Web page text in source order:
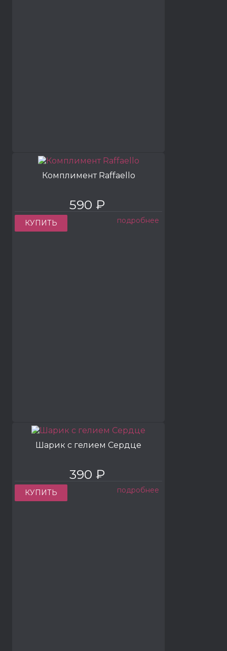
Комплимент Raffaello
590 ₽
КУПИТЬ подробнее
Шарик с гелием Сердце
390 ₽
КУПИТЬ подробнее